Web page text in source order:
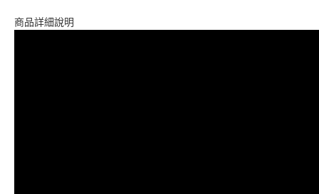
商品詳細說明